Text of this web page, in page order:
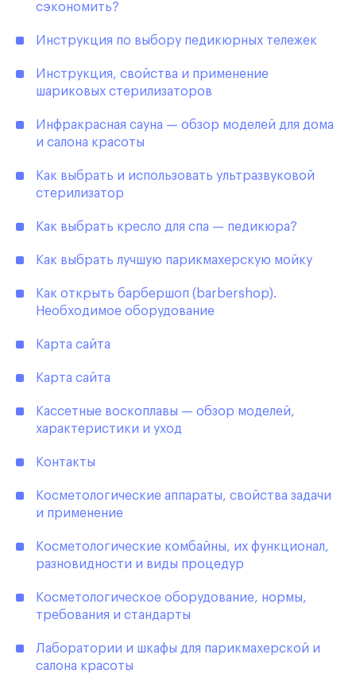
сэкономить?
Инструкция по выбору педикюрных тележек
Инструкция, свойства и применение
шариковых стерилизаторов
Инфракрасная сауна — обзор моделей для дома
и салона красоты
Как выбрать и использовать ультразвуковой
стерилизатор
Как выбрать кресло для спа — педикюра?
Как выбрать лучшую парикмахерскую мойку
Как открыть барбершоп (barbershop).
Необходимое оборудование
Карта сайта
Карта сайта
Кассетные воскоплавы — обзор моделей,
характеристики и уход
Контакты
Косметологические аппараты, свойства задачи
и применение
Косметологические комбайны, их функционал,
разновидности и виды процедур
Косметологическое оборудование, нормы,
требования и стандарты
Лаборатории и шкафы для парикмахерской и
салона красоты